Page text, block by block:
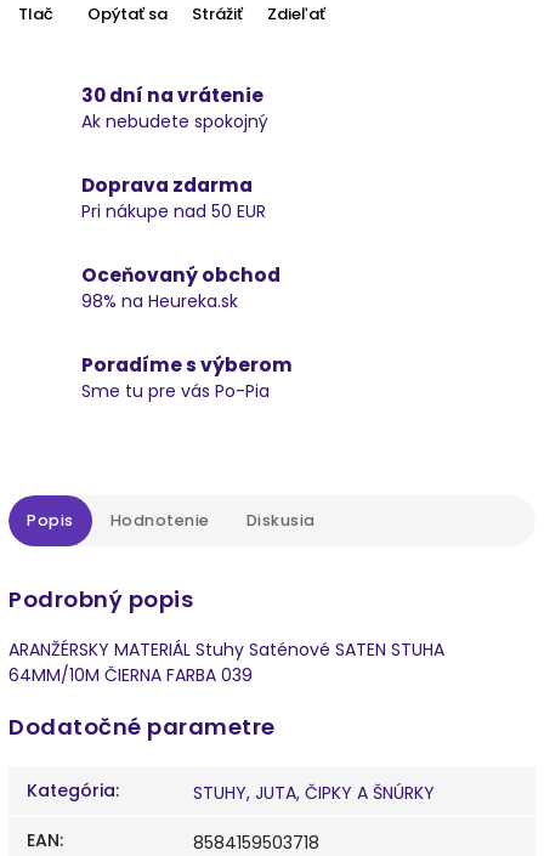
Tlač Opýtať sa Strážiť Zdieľať
30 dní na vrátenie
Ak nebudete spokojný
Doprava zdarma
Pri nákupe nad 50 EUR
Oceňovaný obchod
98% na Heureka.sk
Poradíme s výberom
Sme tu pre vás Po-Pia
Popis Hodnotenie Diskusia
Podrobný popis
ARANŽÉRSKY MATERIÁL Stuhy Saténové SATEN STUHA
64MM/10M ČIERNA FARBA 039
Dodatočné parametre
Kategória:
STUHY, JUTA, ČIPKY A ŠNÚRKY
EAN: 8584159503718